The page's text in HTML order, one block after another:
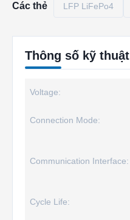
Các thẻ LFP LiFePo4
Thông số kỹ thuật
Voltage:
Connection Mode:
Communication Interface:
Cycle Life: